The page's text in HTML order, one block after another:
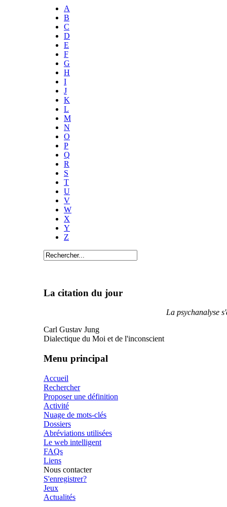
A
B
C
D
E
F
G
H
I
J
K
L
M
N
O
P
Q
R
S
T
U
V
W
X
Y
Z
La citation du jour
La psychanalyse
Carl Gustav Jung
Dialectique du Moi et de l'inconscient
Menu principal
Accueil
Rechercher
Proposer une définition
Activité
Nuage de mots-clés
Dossiers
Abréviations utilisées
Le web intelligent
FAQs
Liens
Nous contacter
S'enregistrer?
Jeux
Actualités